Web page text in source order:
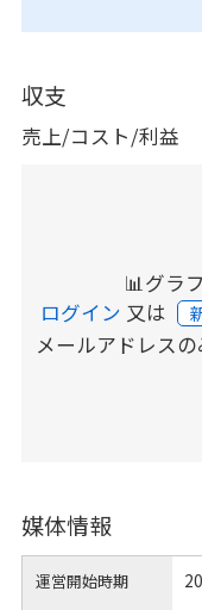
収支
売上/コスト/利益
📊グラ
ログイン 又は
メールアドレス
媒体情報
運営開始時期